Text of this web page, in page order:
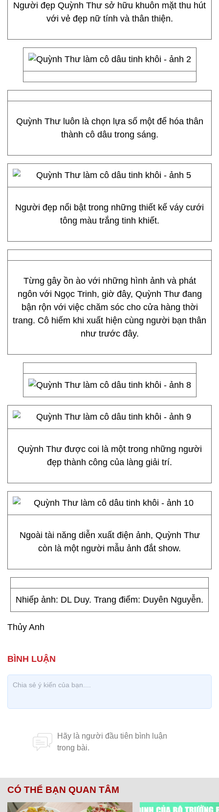
Người đẹp Quỳnh Thư sở hữu khuôn mặt thu hút
với vẻ đẹp nữ tính và thân thiện.
Quỳnh Thư luôn là chọn lựa số một để hóa thân
thành cô dâu trong sáng.
Người đẹp nổi bật trong những thiết kế váy cưới
tông màu trắng tinh khiết.
Từng gây ồn ào với những hình ảnh và phát
ngôn với Ngọc Trinh, giờ đây, Quỳnh Thư đang
bận rộn với việc chăm sóc cho cửa hàng thời
trang. Cô hiếm khi xuất hiện cùng người bạn thân
như trước đây.
Quỳnh Thư được coi là một trong những người
đẹp thành công của làng giải trí.
Ngoài tài năng diễn xuất điện ảnh, Quỳnh Thư
còn là một người mẫu ảnh đắt show.
Nhiếp ảnh: DL Duy. Trang điểm: Duyên Nguyễn.
Thủy Anh
CÓ THỂ BẠN QUAN TÂM